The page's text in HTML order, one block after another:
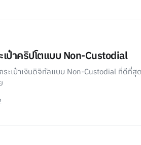
ป๋าคริปโตแบบ Non-Custodial
ะเป๋าเงินดิจิทัลแบบ Non-Custodial ที่ดีที่